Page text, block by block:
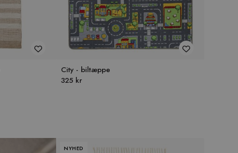
City - biltæppe
325 kr
NYHED